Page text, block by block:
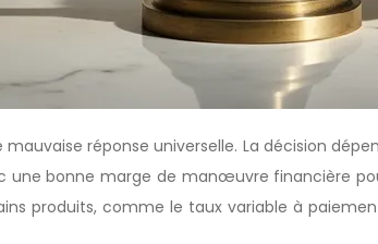
réponse universelle. La décision
une bonne marge de manœuvre financière
produits, comme le taux variable à